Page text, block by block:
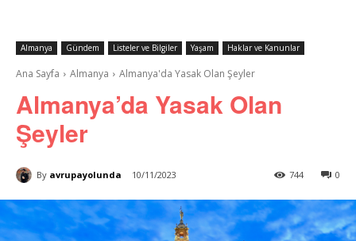
Almanya Gündem Listeler ve Bilgiler Yaşam Haklar ve Kanunlar
Ana Sayfa Almanya Almanya'da Yasak Olan Şeyler
Almanya’da Yasak Olan
Şeyler
By avrupayolunda 10/11/2023 0
744